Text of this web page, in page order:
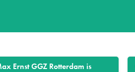
Ernst GGZ Rotterdam is